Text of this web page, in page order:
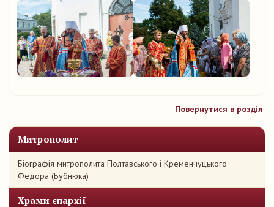
Митрополит
Біографія митрополита Полтавського і Кременчуцького
Федора (Бубнюка)
Храми єпархії
Повернутися в розділ